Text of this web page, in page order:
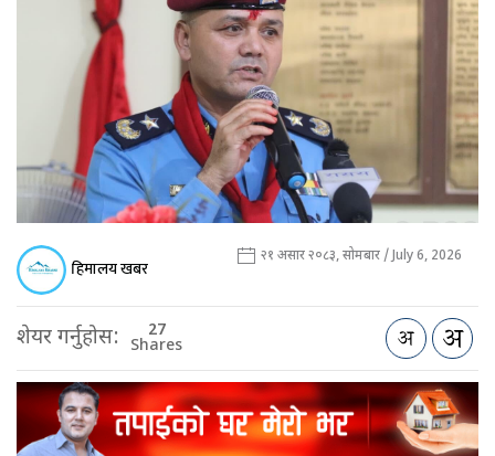
हिमालय खबर २१ असार २०८३, सोमबार / July 6, 2026
शेयर गर्नुहोस: 27
Shares